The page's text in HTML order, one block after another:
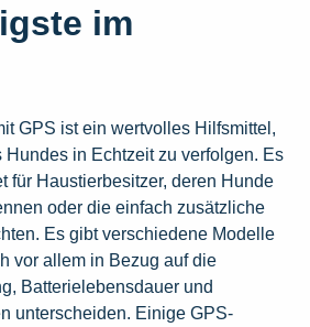
im
GPS ist ein wertvolles Hilfsmittel,
Hundes in Echtzeit zu verfolgen. Es
für Haustierbesitzer, deren Hunde
oder die einfach zusätzliche
Es gibt verschiedene Modelle
vor allem in Bezug auf die
Batterielebensdauer und
unterscheiden. Einige GPS-